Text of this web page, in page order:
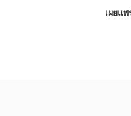
เผยแ